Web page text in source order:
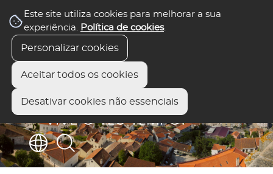
Este site utiliza cookies para melhorar a sua
experiência. Política de cookies.
Personalizar cookies
Aceitar todos os cookies
Desativar cookies não essenciais